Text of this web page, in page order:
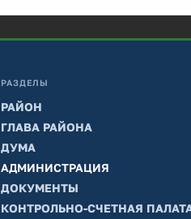
РАЗДЕЛЫ
РАЙОН
ГЛАВА РАЙОНА
ДУМА
АДМИНИСТРАЦИЯ
ДОКУМЕНТЫ
КОНТРОЛЬНО-СЧЕТНАЯ